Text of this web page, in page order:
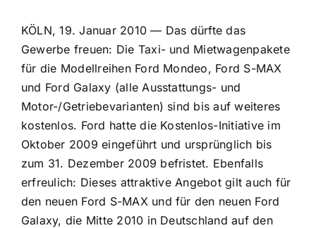
KÖLN, 19. Januar 2010 — Das dürfte das
Gewerbe freuen: Die Taxi- und Mietwagenpakete
für die Modellreihen Ford Mondeo, Ford S-MAX
und Ford Galaxy (alle Ausstattungs- und
Motor-/Getriebevarianten) sind bis auf weiteres
kostenlos. Ford hatte die Kostenlos-Initiative im
Oktober 2009 eingeführt und ursprünglich bis
zum 31. Dezember 2009 befristet. Ebenfalls
erfreulich: Dieses attraktive Angebot gilt auch für
den neuen Ford S-MAX und für den neuen Ford
Galaxy, die Mitte 2010 in Deutschland auf den